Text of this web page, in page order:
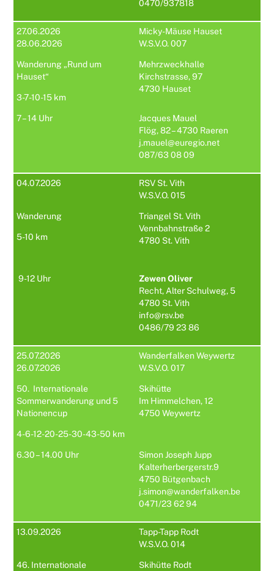
0470/937818
27.06.2026
28.06.2026
Micky-Mäuse Hauset
W.S.V.O. 007
Wanderung „Rund um
Hauset“
3-7-10-15 km
Mehrzweckhalle
Kirchstrasse, 97
4730 Hauset
7 – 14 Uhr
Jacques Mauel
Flög, 82 – 4730 Raeren
j.mauel@euregio.net
087/63 08 09
04.07.2026
RSV St. Vith
W.S.V.O. 015
Wanderung
5-10 km
Triangel St. Vith
Vennbahnstraße 2
4780 St. Vith
9-12 Uhr
Zewen Oliver
Recht, Alter Schulweg, 5
4780 St. Vith
info@rsv.be
0486/79 23 86
25.07.2026
26.07.2026
Wanderfalken Weywertz
W.S.V.O. 017
50. Internationale
Sommerwanderung und 5
Nationencup
4-6-12-20-25-30-43-50 km
Skihütte
Im Himmelchen, 12
4750 Weywertz
6.30 – 14.00 Uhr
Simon Joseph Jupp
Kalterherbergerstr.9
4750 Bütgenbach
j.simon@wanderfalken.be
0471/23 62 94
13.09.2026
Tapp-Tapp Rodt
W.S.V.O. 014
46. Internationale
Skihütte Rodt